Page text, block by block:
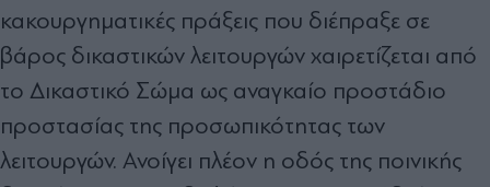
κακουργηματικές πράξεις που διέπραξε σε
βάρος δικαστικών λειτουργών χαιρετίζεται από
το Δικαστικό Σώμα ως αναγκαίο προστάδιο
προστασίας της προσωπικότητας των
λειτουργών. Ανοίγει πλέον η οδός της ποινικής